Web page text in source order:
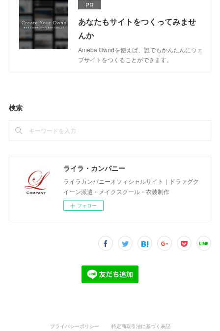
PR
あなたもサイトをつくってみませ
んか
Ameba Owndを使えば、誰でもかんたんにウェ
ブサイトをつくることができます。
検索
ライラ・カンパニー
ライラカンパニーオフィシャルサイト｜ドラァグク
イーン派遣・メイクスクール・衣装制作
フォロー
プライバシーポリシー 特定商取引法に基づく表記